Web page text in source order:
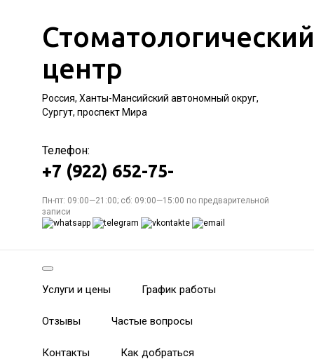
Стоматологический
центр
Россия, Ханты-Мансийский автономный округ,
Сургут, проспект Мира
Телефон:
+7 (922) 652-75-
Пн-пт: 09:00—21:00; сб: 09:00—15:00 по предварительной
записи
Услуги и цены График работы
Отзывы Частые вопросы
Контакты Как добраться